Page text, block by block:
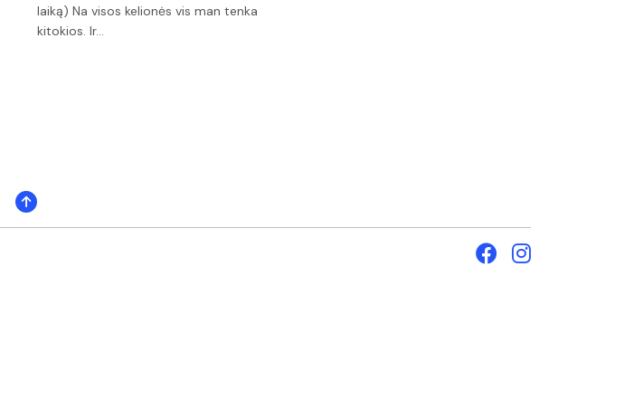
laiką) Na visos kelionės vis man tenka
kitokios. Ir…